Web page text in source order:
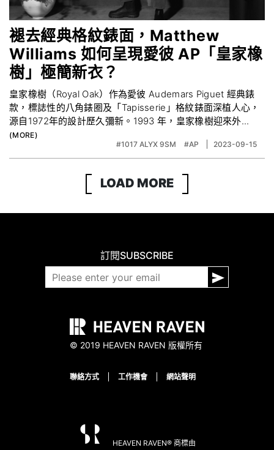
褪去經典格紋錶面，Matthew
Williams 如何呈現愛彼 AP「皇家橡
樹」極簡新衣？
皇家橡樹（Royal Oak）作為愛彼 Audemars Piguet 經典錶
款，標誌性的八角錶圈及「Tapisserie」格紋錶面深植人心，
源自1972年的設計歷久彌新。1993 年，皇家橡樹迎來外...
#1017 ALYX 9SM #AP 2023-09-15
LOAD MORE
訂閱SUBSCRIBE
© 2019 HEAVEN RAVEN 版權所有
聯絡方式 工作機會 網站聲明
HEAVEN RAVEN® 商標由